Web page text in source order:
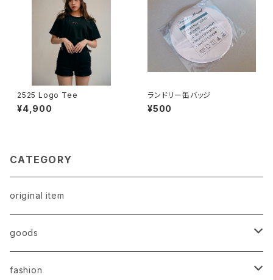
2525 Logo Tee
¥4,900
ランドリー缶バッジ
¥500
CATEGORY
original item
goods
original item
fashion